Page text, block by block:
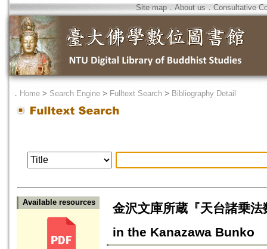
Site map．About us ． Consultative
． Home > Search Engine > Fulltext Search > Bibliography Detail
Available resources
金沢文庫所蔵『天台諸乗
in the Kanazawa Bunko